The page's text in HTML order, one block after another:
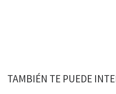
TAMBIÉN TE PUEDE